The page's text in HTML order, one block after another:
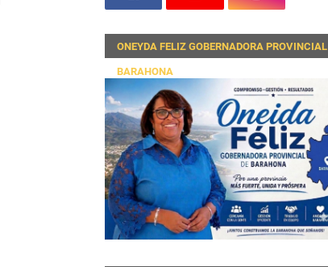
ONEYDA FELIZ GOBERNADORA PROVINCIAL
BARAHONA